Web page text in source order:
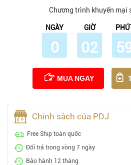
Chương trình khuyến mại
NGÀY
0
GIỜ
02
MUA NGAY
Chính sách của PDJ
Free Ship toàn quốc
Đổi trả trong vòng 7 ngày
Bảo hành 12 tháng